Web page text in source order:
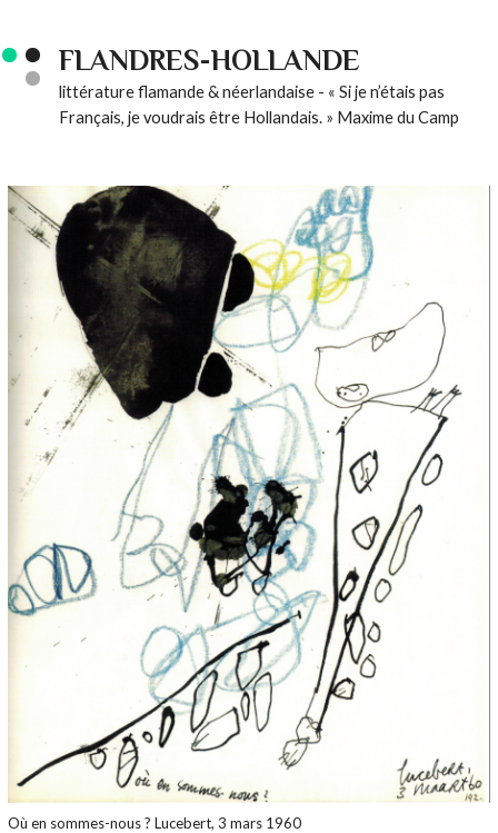
FLANDRES-HOLLANDE
littérature flamande & néerlandaise - « Si je n’étais pas
Français, je voudrais être Hollandais. » Maxime du Camp
Où en sommes-nous ? Lucebert, 3 mars 1960